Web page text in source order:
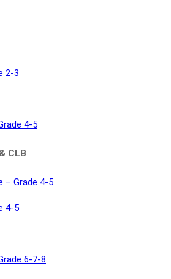
2-3
4-5
CLB
– Grade 4-5
4-5
6-7-8